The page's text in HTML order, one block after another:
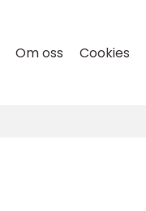
Om oss Cookies